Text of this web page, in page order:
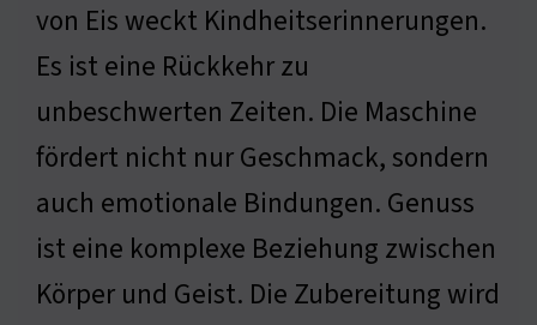
von Eis weckt Kindheitserinnerungen.
Es ist eine Rückkehr zu
unbeschwerten Zeiten. Die Maschine
fördert nicht nur Geschmack, sondern
auch emotionale Bindungen. Genuss
ist eine komplexe Beziehung zwischen
Körper und Geist. Die Zubereitung wird